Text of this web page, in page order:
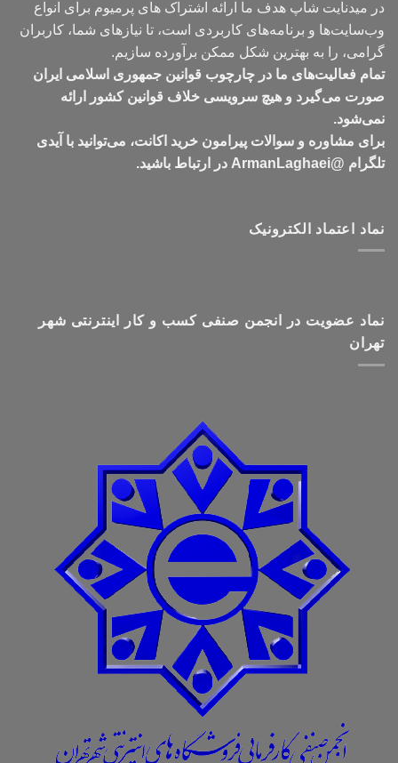
در میدنایت شاپ هدف ما ارائه اشتراک های پرمیوم برای انواع
وب‌سایت‌ها و برنامه‌های کاربردی است، تا نیازهای شما، کاربران
گرامی، را به بهترین شکل ممکن برآورده سازیم.
تمام فعالیت‌های ما در چارچوب قوانین جمهوری اسلامی ایران
صورت می‌گیرد و هیچ سرویسی خلاف قوانین کشور ارائه
نمی‌شود.
برای مشاوره و سوالات پیرامون خرید اکانت، می‌توانید با آیدی
تلگرام @ArmanLaghaei در ارتباط باشید.
نماد اعتماد الکترونیک
نماد عضویت در انجمن صنفی کسب و کار اینترنتی شهر
تهران